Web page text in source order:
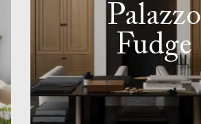
Palazzo
Fudge